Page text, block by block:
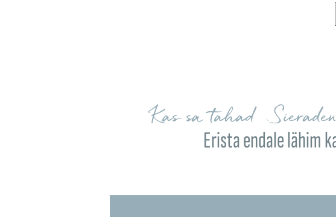
Kas sa tahad
Erista endale lähim